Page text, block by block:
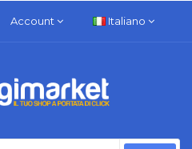
Account Italiano